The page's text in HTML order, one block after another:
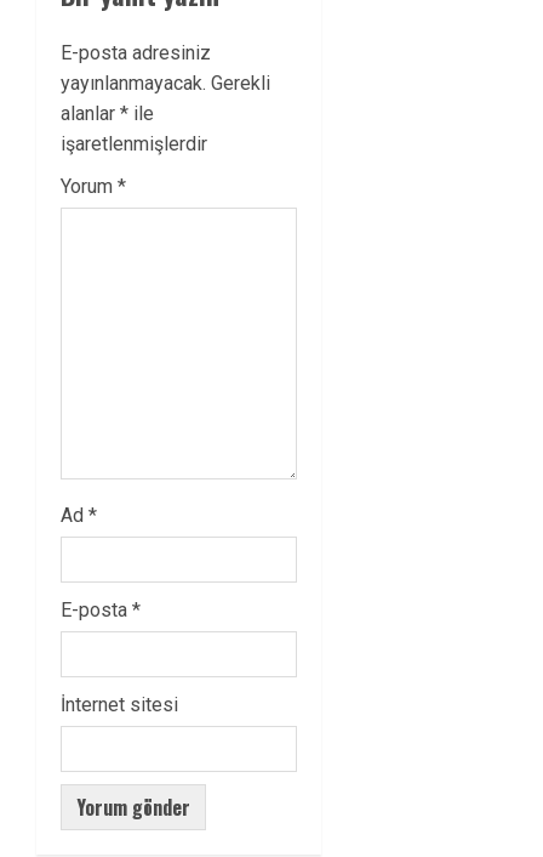
E-posta adresiniz
yayınlanmayacak. Gerekli
alanlar * ile
işaretlenmişlerdir
Yorum *
Ad *
E-posta *
İnternet sitesi